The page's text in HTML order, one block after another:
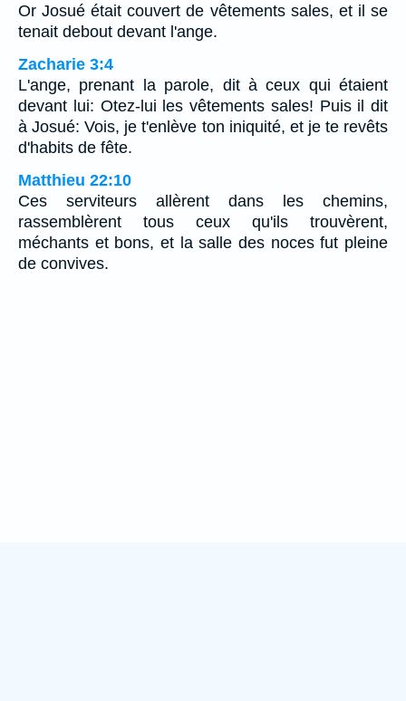
Or Josué était couvert de vêtements sales, et il se
tenait debout devant l'ange.
Zacharie 3:4
L'ange, prenant la parole, dit à ceux qui étaient
devant lui: Otez-lui les vêtements sales! Puis il dit
à Josué: Vois, je t'enlève ton iniquité, et je te revêts
d'habits de fête.
Matthieu 22:10
Ces serviteurs allèrent dans les chemins,
rassemblèrent tous ceux qu'ils trouvèrent,
méchants et bons, et la salle des noces fut pleine
de convives.